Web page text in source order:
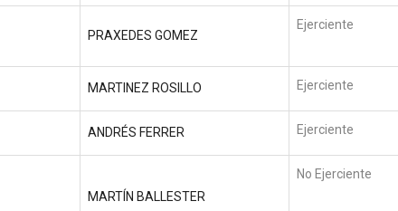
PRAXEDES GOMEZ
Ejerciente
MARTINEZ ROSILLO Ejerciente
ANDRÉS FERRER Ejerciente
MARTÍN BALLESTER
No Ejerciente